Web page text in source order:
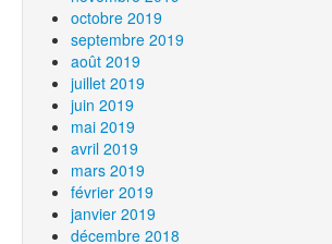
octobre 2019
septembre 2019
août 2019
juillet 2019
juin 2019
mai 2019
avril 2019
mars 2019
février 2019
janvier 2019
décembre 2018